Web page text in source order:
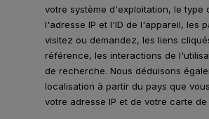
votre système d'exploitation, le type
l'adresse IP et l'ID de l'appareil, les
visitez ou demandez, les liens
référence, les interactions de
de recherche. Nous déduisons
localisation à partir du pays que
votre adresse IP et de votre carte de